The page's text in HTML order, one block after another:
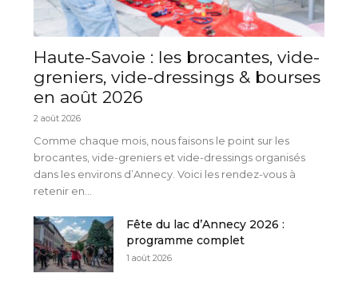
Haute-Savoie : les brocantes, vide-
greniers, vide-dressings & bourses
en août 2026
2 août 2026
Comme chaque mois, nous faisons le point sur les
brocantes, vide-greniers et vide-dressings organisés
dans les environs d’Annecy. Voici les rendez-vous à
retenir en...
Fête du lac d’Annecy 2026 :
programme complet
1 août 2026